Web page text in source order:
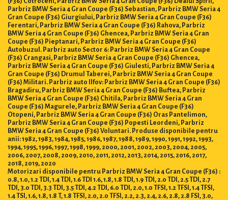
Parbriz BMW Seria 4 Gran Coupe (F36) Sebastian, Parbriz BMW Seria 4
Gran Coupe (F36) Giurgiului, Parbriz BMW Seria 4 Gran Coupe (F36)
Ferentari, Parbriz BMW Seria 4 Gran Coupe (F36) Rahova, Parbriz
BMW Seria 4 Gran Coupe (F36) Ghencea, Parbriz BMW Seria 4 Gran
Coupe (F36) Pieptanari, Parbriz BMW Seria 4 Gran Coupe (F36)
Autobuzul. Parbriz auto Sector 6: Parbriz BMW Seria 4 Gran Coupe
(F36) Crangasi, Parbriz BMW Seria 4 Gran Coupe (F36) Ghencea,
Parbriz BMW Seria 4 Gran Coupe (F36) Giulesti, Parbriz BMW Seria 4
Gran Coupe (F36) Drumul Taberei, Parbriz BMW Seria 4 Gran Coupe
(F36) Militari. Parbriz auto Ilfov: Parbriz BMW Seria 4 Gran Coupe (F36)
Bragadiru, Parbriz BMW Seria 4 Gran Coupe (F36) Buftea, Parbriz
BMW Seria 4 Gran Coupe (F36) Chitila, Parbriz BMW Seria 4 Gran
Coupe (F36) Magurele, Parbriz BMW Seria 4 Gran Coupe (F36)
Otopeni, Parbriz BMW Seria 4 Gran Coupe (F36) Oras Pantelimon,
Parbriz BMW Seria 4 Gran Coupe (F36) Popesti Leordeni, Parbriz
BMW Seria 4 Gran Coupe (F36) Voluntari. Produse disponibile pentru
anii: 1982, 1983, 1984, 1985, 1986, 1987, 1988, 1989, 1990, 1991, 1992, 1993,
1994, 1995, 1996, 1997, 1998, 1999, 2000, 2001, 2002, 2003, 2004, 2005,
2006, 2007, 2008, 2009, 2010, 2011, 2012, 2013, 2014, 2015, 2016, 2017,
2018, 2019, 2020
Motorizari disponibile pentru Parbriz BMW Seria 4 Gran Coupe (F36) :
0.8, 1.0, 1.2 TDI, 1.4 TDI, 1.6 TDI 1.6, 1.8, 1.8 TDI, 1.9 TDI, 2.0 TDI, 2.5 TDI, 2.7
TDI, 3.0 TDI, 3.3 TDI, 3.5 TDI, 4.2 TDI, 6.0 TDI, 2.0, 1.0 TFSI, 1.2 TFSI, 1.4 TFSI,
1.4 TSI, 1.6, 1.8, 1.8 T, 1.8 TFSI, 2.0, 2.0 TFSI, 2.2, 2.3, 2.4, 2.6, 2.8, 2.8 FSI, 3.0,